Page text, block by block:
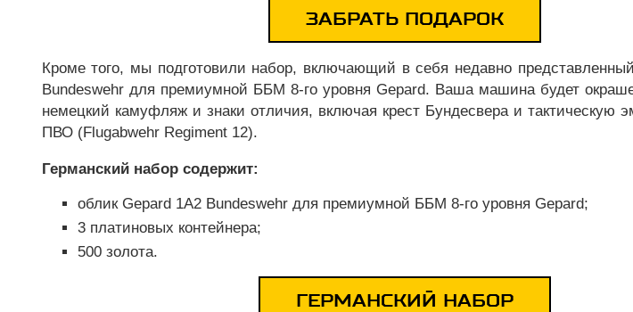
ЗАБРАТЬ ПОДАРОК
Кроме того, мы подготовили набор, включающий в себя недавно
Bundeswehr для премиумной ББМ 8-го уровня Gepard. Ваша машина будет
немецкий камуфляж и знаки отличия, включая крест Бундесвера и тактическую
ПВО (Flugabwehr Regiment 12).
Германский набор содержит:
облик Gepard 1A2 Bundeswehr для премиумной ББМ 8-го уровня Gepard;
3 платиновых контейнера;
500 золота.
ГЕРМАНСКИЙ НАБОР